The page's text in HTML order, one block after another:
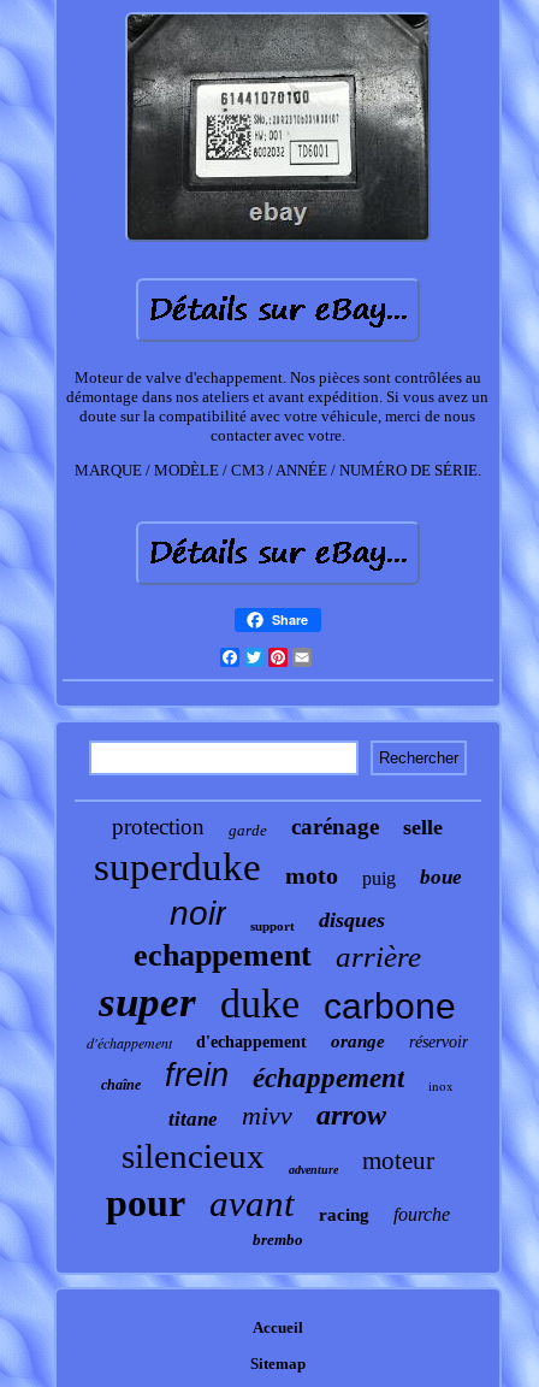
Moteur de valve d'echappement. Nos pièces sont contrôlées au
démontage dans nos ateliers et avant expédition. Si vous avez un
doute sur la compatibilité avec votre véhicule, merci de nous
contacter avec votre.
MARQUE / MODÈLE / CM3 / ANNÉE / NUMÉRO DE SÉRIE.
Share
Facebook
TwitterPinterest
protection garde carénage selle
superduke moto puig boue
noir support disques
echappement arrière
super duke carbone
d'échappement d'echappement orange réservoir
chaîne frein échappement inox
titane mivv arrow
silencieux adventure moteur
pour avant racing fourche
brembo
Accueil
Sitemap